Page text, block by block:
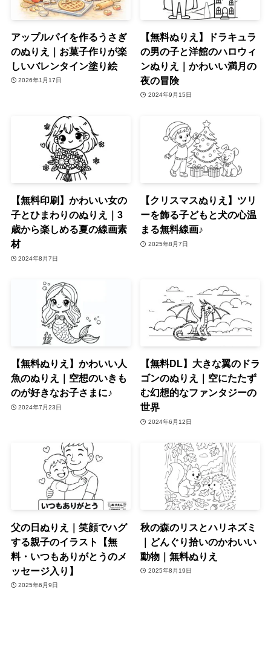
アップルパイを作るうさぎ
のぬりえ｜お菓子作りが楽
しいバレンタイン塗り絵
2026年1月17日
【無料ぬりえ】ドラキュラ
の男の子と洋館のハロウィ
ンぬりえ｜かわいい満月の
夜の冒険
2024年9月15日
【無料印刷】かわいい女の
子とひまわりのぬりえ｜3
歳から楽しめる夏の線画素
材
2024年8月7日
【クリスマスぬりえ】ツリ
ーを飾る子どもと犬の心温
まる無料線画♪
2025年8月7日
【無料ぬりえ】かわいい人
魚のぬりえ｜空想のいきも
のが好きなお子さまに♪
2024年7月23日
【無料DL】大きな翼のドラ
ゴンのぬりえ｜空にたたず
む幻想的なファンタジーの
世界
2024年6月12日
父の日ぬりえ｜笑顔でハグ
する親子のイラスト【無
料・いつもありがとうのメ
ッセージ入り】
2025年6月9日
秋の森のリスとハリネズミ
｜どんぐり拾いのかわいい
動物｜無料ぬりえ
2025年8月19日